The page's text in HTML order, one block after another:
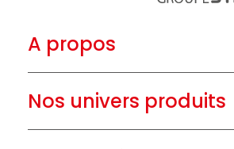
A propos
Nos univers produits